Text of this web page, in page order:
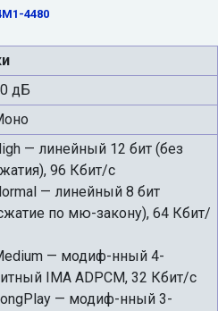
4480
дБ
— линейный 12 бит (без
96 Кбит/с
— линейный 8 бит
по мю-закону), 64 Кбит/
— модиф-нный 4-
IMA ADPCM, 32 Кбит/с
— модиф-нный 3-